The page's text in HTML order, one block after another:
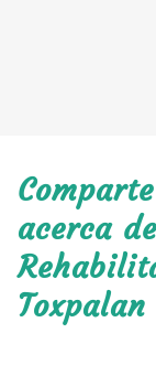
acerca
Toxpalan